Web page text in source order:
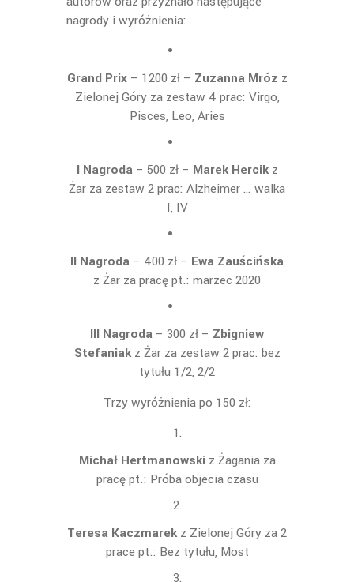
nagrody i wyróżnienia:
Grand Prix – 1200 zł – Zuzanna Mróz z
Zielonej Góry za zestaw 4 prac: Virgo,
Pisces, Leo, Aries
I Nagroda – 500 zł – Marek Hercikz
Żar za zestaw 2 prac: Alzheimer … walka
I, IV
II Nagroda – 400 zł – Ewa Zauścińska
z Żar za pracę pt.: marzec 2020
III Nagroda – 300 zł – Zbigniew
Stefaniakz Żar za zestaw 2 prac: bez
tytułu 1/2, 2/2
Trzy wyróżnienia po 150 zł:
Michał Hertmanowskiz Żagania za
pracę pt.: Próba objecia czasu
Teresa Kaczmarekz Zielonej Góry za 2
prace pt.: Bez tytułu, Most